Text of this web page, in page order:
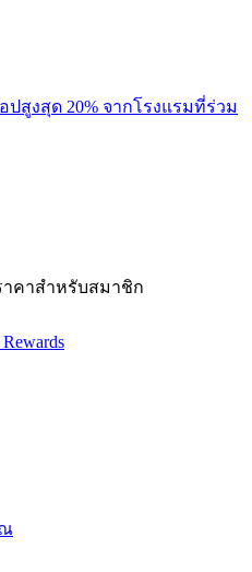
สูงสุด 20% จากโรงแรมที่ร่วม
คาสำหรับสมาชิก